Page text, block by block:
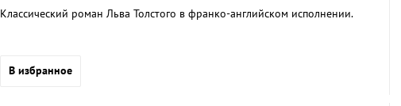
Классический роман Льва Толстого в франко-английском исполнении.
В избранное